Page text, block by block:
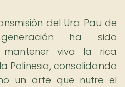
del Ura Pau de
ha sido
viva la rica
Polinesia, consolidando
un arte que nutre el